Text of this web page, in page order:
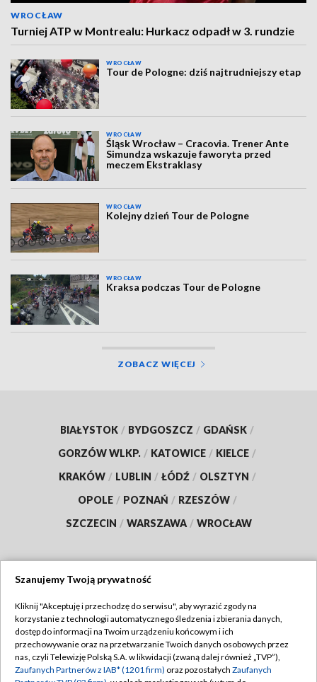
WROCŁAW
Turniej ATP w Montrealu: Hurkacz odpadł w 3. rundzie
WROCŁAW
Tour de Pologne: dziś najtrudniejszy etap
WROCŁAW
Śląsk Wrocław – Cracovia. Trener Ante
Simundza wskazuje faworyta przed
meczem Ekstraklasy
WROCŁAW
Kolejny dzień Tour de Pologne
WROCŁAW
Kraksa podczas Tour de Pologne
ZOBACZ WIĘCEJ
BIAŁYSTOK / BYDGOSZCZ / GDAŃSK /
GORZÓW WLKP. / KATOWICE / KIELCE /
KRAKÓW / LUBLIN / ŁÓDŹ / OLSZTYN /
OPOLE / POZNAŃ / RZESZÓW /
SZCZECIN / WARSZAWA / WROCŁAW
TVP
Abonament TVP
Emisja w TVP
Regulamin TVP
Polityka prywatności
Szanujemy Twoją prywatność
Kliknij "Akceptuję i przechodzę do serwisu", aby wyrazić zgody na
korzystanie z technologii automatycznego śledzenia i zbierania danych,
dostęp do informacji na Twoim urządzeniu końcowym i ich
przechowywanie oraz na przetwarzanie Twoich danych osobowych przez
nas, czyli Telewizję Polską S.A. w likwidacji (zwaną dalej również „TVP”),
Zaufanych Partnerów z IAB* (1201 firm) oraz pozostałych Zaufanych